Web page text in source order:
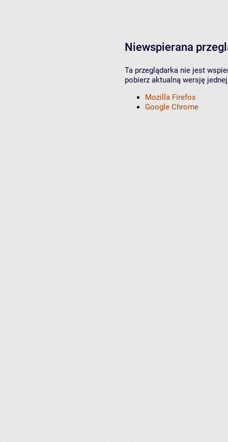
Niewspierana
Ta przeglądarka nie jest
pobierz aktualną wersję
Mozilla Firefox
Google Chrome